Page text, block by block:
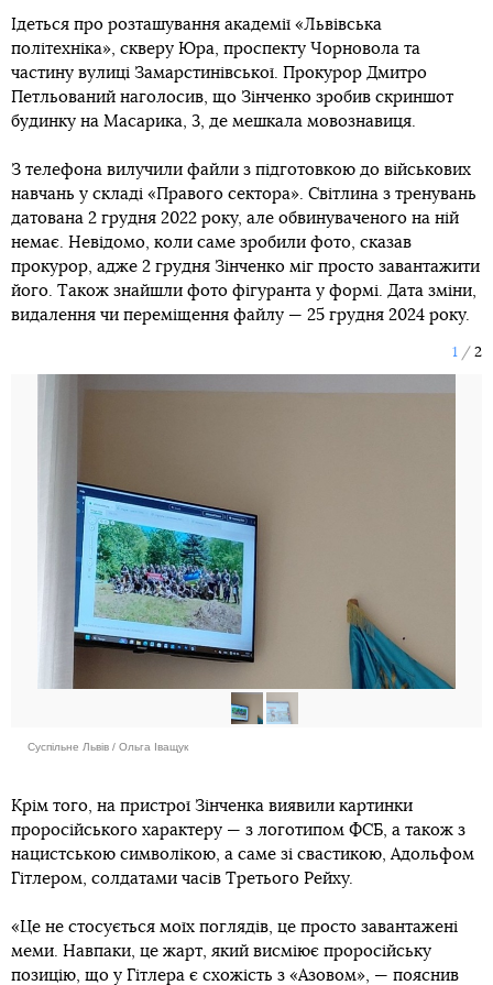
Ідеться про розташування академії «Львівська
політехніка», скверу Юра, проспекту Чорновола та
частину вулиці Замарстинівської. Прокурор Дмитро
Петльований наголосив, що Зінченко зробив скриншот
будинку на Масарика, 3, де мешкала мовознавиця.
З телефона вилучили файли з підготовкою до військових
навчань у складі «Правого сектора». Світлина з тренувань
датована 2 грудня 2022 року, але обвинуваченого на ній
немає. Невідомо, коли саме зробили фото, сказав
прокурор, адже 2 грудня Зінченко міг просто завантажити
його. Також знайшли фото фігуранта у формі. Дата зміни,
видалення чи переміщення файлу — 25 грудня 2024 року.
1 2
Суспільне Львів / Ольга Іващук
Крім того, на пристрої Зінченка виявили картинки
проросійського характеру — з логотипом ФСБ, а також з
нацистською символікою, а саме зі свастикою, Адольфом
Гітлером, солдатами часів Третього Рейху.
«Це не стосується моїх поглядів, це просто завантажені
меми. Навпаки, це жарт, який висміює проросійську
позицію, що у Гітлера є схожість з «Азовом», — пояснив